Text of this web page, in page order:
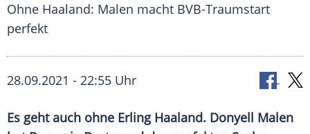
Ohne Haaland: Malen macht BVB-Traumstart
perfekt
28.09.2021 - 22:55 Uhr
Es geht auch ohne Erling Haaland. Donyell Malen